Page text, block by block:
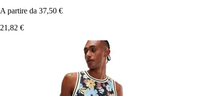
A partire da 37,50 €
21,82 €